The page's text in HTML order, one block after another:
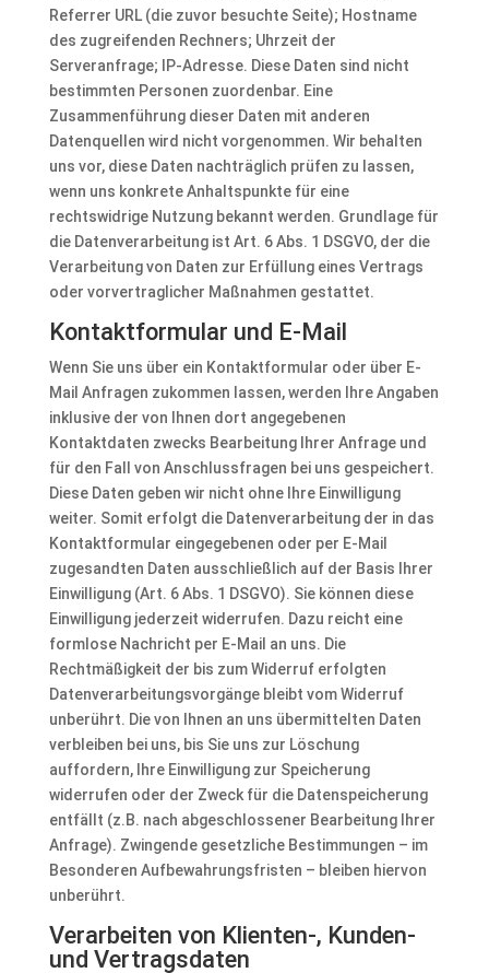
Referrer URL (die zuvor besuchte Seite); Hostname
des zugreifenden Rechners; Uhrzeit der
Serveranfrage; IP-Adresse. Diese Daten sind nicht
bestimmten Personen zuordenbar. Eine
Zusammenführung dieser Daten mit anderen
Datenquellen wird nicht vorgenommen. Wir behalten
uns vor, diese Daten nachträglich prüfen zu lassen,
wenn uns konkrete Anhaltspunkte für eine
rechtswidrige Nutzung bekannt werden. Grundlage für
die Datenverarbeitung ist Art. 6 Abs. 1 DSGVO, der die
Verarbeitung von Daten zur Erfüllung eines Vertrags
oder vorvertraglicher Maßnahmen gestattet.
Kontaktformular und E-Mail
Wenn Sie uns über ein Kontaktformular oder über E-
Mail Anfragen zukommen lassen, werden Ihre Angaben
inklusive der von Ihnen dort angegebenen
Kontaktdaten zwecks Bearbeitung Ihrer Anfrage und
für den Fall von Anschlussfragen bei uns gespeichert.
Diese Daten geben wir nicht ohne Ihre Einwilligung
weiter. Somit erfolgt die Datenverarbeitung der in das
Kontaktformular eingegebenen oder per E-Mail
zugesandten Daten ausschließlich auf der Basis Ihrer
Einwilligung (Art. 6 Abs. 1 DSGVO). Sie können diese
Einwilligung jederzeit widerrufen. Dazu reicht eine
formlose Nachricht per E-Mail an uns. Die
Rechtmäßigkeit der bis zum Widerruf erfolgten
Datenverarbeitungsvorgänge bleibt vom Widerruf
unberührt. Die von Ihnen an uns übermittelten Daten
verbleiben bei uns, bis Sie uns zur Löschung
auffordern, Ihre Einwilligung zur Speicherung
widerrufen oder der Zweck für die Datenspeicherung
entfällt (z.B. nach abgeschlossener Bearbeitung Ihrer
Anfrage). Zwingende gesetzliche Bestimmungen – im
Besonderen Aufbewahrungsfristen – bleiben hiervon
unberührt.
Verarbeiten von Klienten-, Kunden-
und Vertragsdaten